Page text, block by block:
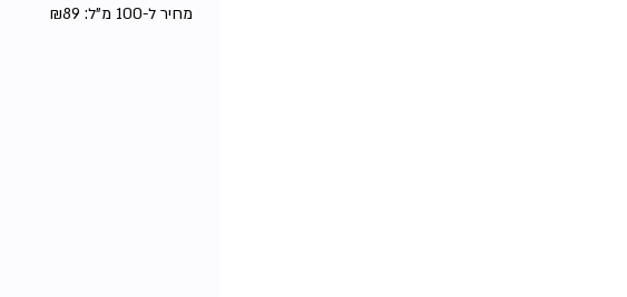
מחיר ל-100 מ"ל:
₪89